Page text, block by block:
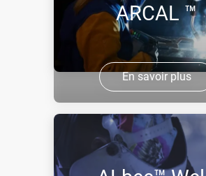
ARCAL ™
En savoir plus